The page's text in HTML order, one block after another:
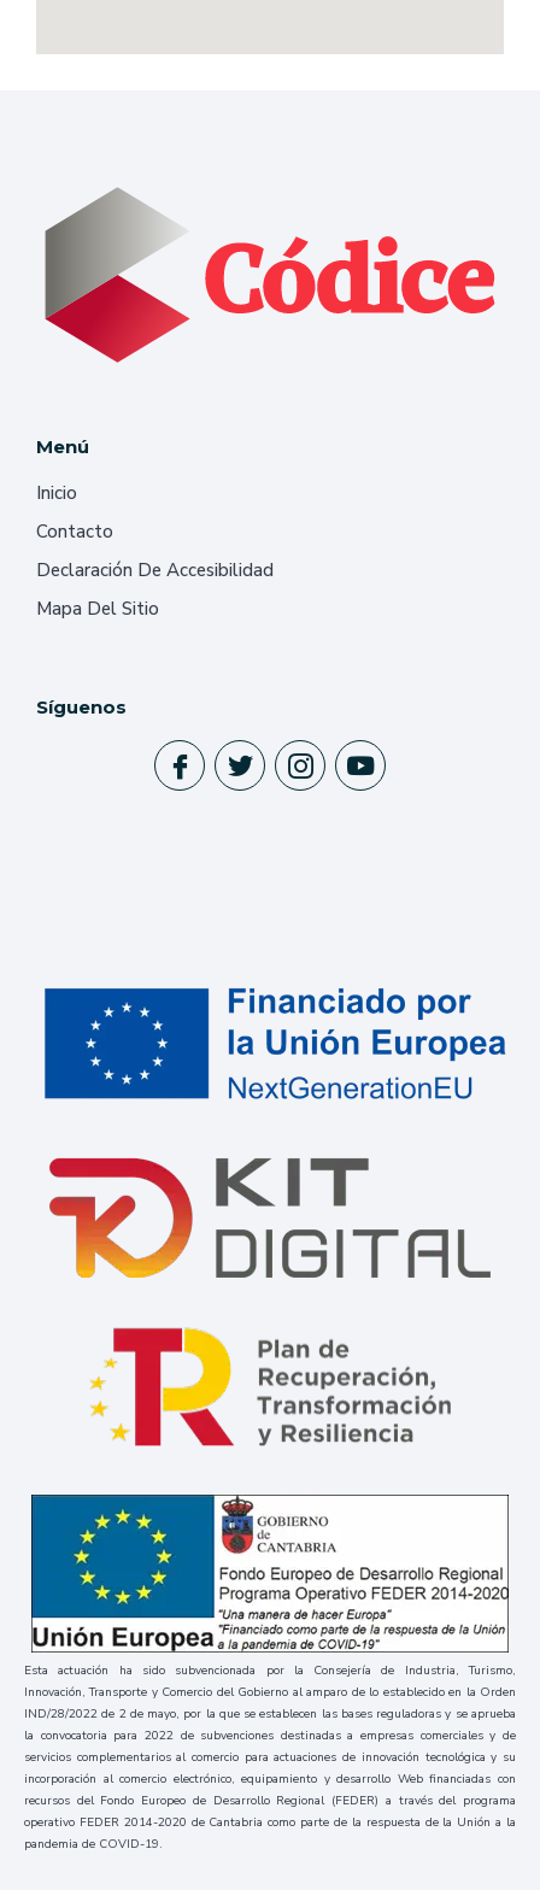
Menú
Inicio
Contacto
Declaración De Accesibilidad
Mapa Del Sitio
Síguenos
Esta actuación ha sido subvencionada por la Consejería de Industria, Turismo,
Innovación, Transporte y Comercio del Gobierno al amparo de lo establecido en la Orden
IND/28/2022 de 2 de mayo, por la que se establecen las bases reguladoras y se aprueba
la convocatoria para 2022 de subvenciones destinadas a empresas comerciales y de
servicios complementarios al comercio para actuaciones de innovación tecnológica y su
incorporación al comercio electrónico, equipamiento y desarrollo Web financiadas con
recursos del Fondo Europeo de Desarrollo Regional (FEDER) a través del programa
operativo FEDER 2014-2020 de Cantabria como parte de la respuesta de la Unión a la
pandemia de COVID-19.